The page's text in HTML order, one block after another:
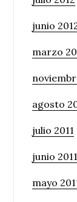
junio
marzo
agosto
julio 2011
junio 2011
mayo